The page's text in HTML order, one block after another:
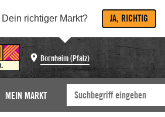
Dein richtiger Markt? JA, RICHTIG
Bornheim (Pfalz)
MEIN MARKT